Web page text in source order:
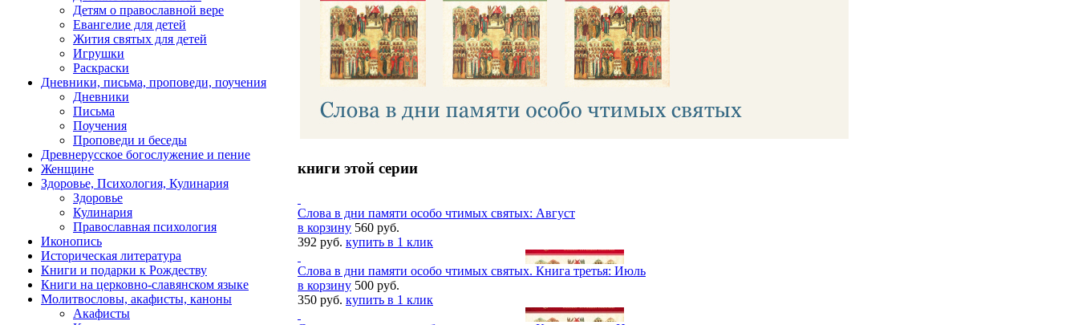
Детям о православной вере
Евангелие для детей
Жития святых для детей
Игрушки
Раскраски
Дневники, письма, проповеди, поучения
Дневники
Письма
Поучения
Проповеди и беседы
Древнерусское богослужение и пение
Женщине
Здоровье, Психология, Кулинария
Здоровье
Кулинария
Православная психология
Иконопись
Историческая литература
Книги и подарки к Рождеству
Книги на церковно-славянском языке
Молитвословы, акафисты, каноны
Акафисты
книги этой серии
Слова в дни памяти особо чтимых святых: Август
в корзину 560 руб.
392 руб. купить в 1 клик
Слова в дни памяти особо чтимых святых. Книга третья: Июль
в корзину 500 руб.
350 руб. купить в 1 клик